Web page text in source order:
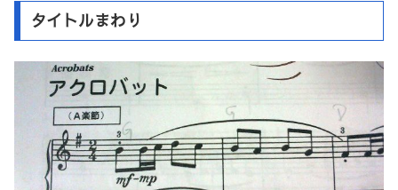
タイトルまわり